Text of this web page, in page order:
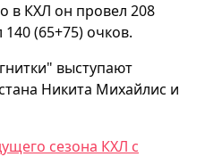
в КХЛ он провел 208
(65+75) очков.
выступают
Никита Михайлис и
сезона КХЛ с